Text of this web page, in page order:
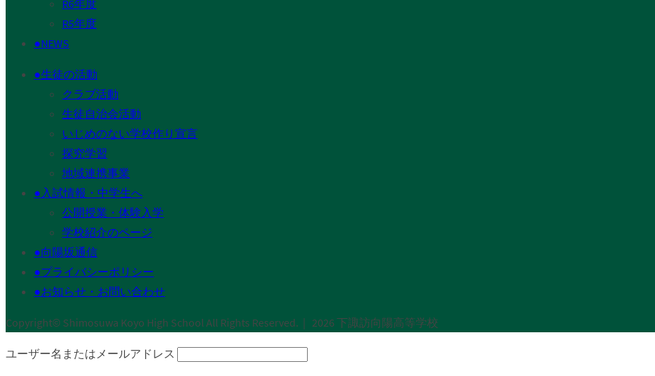
R6年度
R5年度
●NEWS
●生徒の活動
クラブ活動
生徒自治会活動
いじめのない学校作り宣言
探究学習
地域連携事業
●入試情報・中学生へ
公開授業・体験入学
学校紹介のページ
●向陽坂通信
●プライバシーポリシー
●お知らせ・お問い合わせ
Copyright© Shimosuwa Koyo High School All Rights Reserved.｜ 2026 下諏訪向陽高等学校
ユーザー名またはメールアドレス